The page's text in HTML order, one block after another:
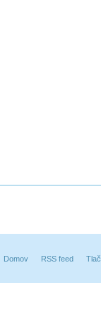
Domov RSS feed Tlač